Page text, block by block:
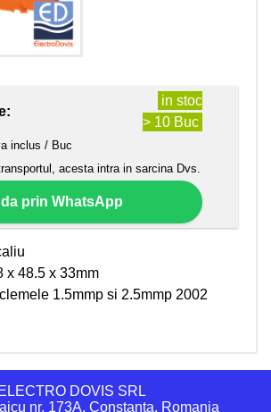
in stoc
> 10 Buc
inclus / Buc
acesta intra in sarcina Dvs.
prin WhatsApp
x 48.5 x 33mm
1.5mmp si 2.5mmp 2002
ELECTRO DOVIS SRL
nr. 173A, Constanta, Romania